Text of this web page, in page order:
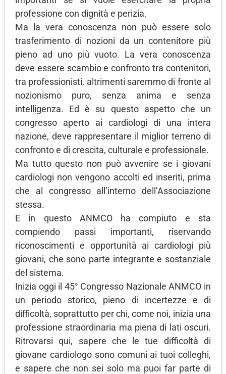
professione con dignità e perizia.
Ma la vera conoscenza non può essere solo
trasferimento di nozioni da un contenitore più
pieno ad uno più vuoto. La vera conoscenza
deve essere scambio e confronto tra contenitori,
tra professionisti, altrimenti saremmo di fronte al
nozionismo puro, senza anima e senza
intelligenza. Ed è su questo aspetto che un
congresso aperto ai cardiologi di una intera
nazione, deve rappresentare il miglior terreno di
confronto e di crescita, culturale e professionale.
Ma tutto questo non può avvenire se i giovani
cardiologi non vengono accolti ed inseriti, prima
che al congresso all’interno dell’Associazione
stessa.
E in questo ANMCO ha compiuto e sta
compiendo passi importanti, riservando
riconoscimenti e opportunità ai cardiologi più
giovani, che sono parte integrante e sostanziale
del sistema.
Inizia oggi il 45° Congresso Nazionale ANMCO in
un periodo storico, pieno di incertezze e di
difficoltà, soprattutto per chi, come noi, inizia una
professione straordinaria ma piena di lati oscuri.
Ritrovarsi qui, sapere che le tue difficoltà di
giovane cardiologo sono comuni ai tuoi colleghi,
e sapere che non sei solo ma puoi far parte di